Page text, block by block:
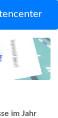
im Jahr